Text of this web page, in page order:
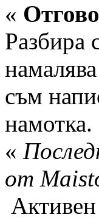
«
Разбира
съм
намотка.
«
от
Активен